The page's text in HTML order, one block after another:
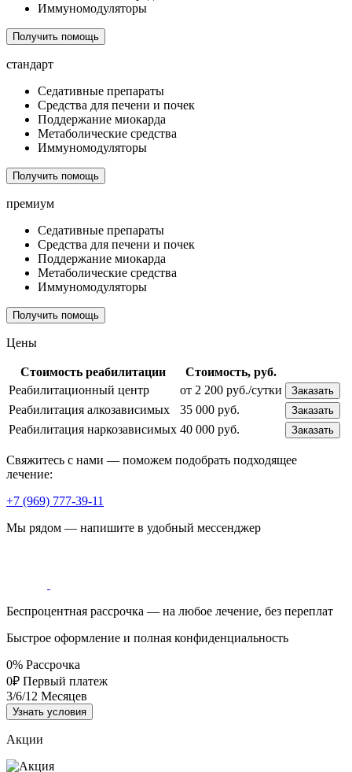
Иммуномодуляторы
Получить помощь
стандарт
Седативные препараты
Средства для печени и почек
Поддержание миокарда
Метаболические средства
Иммуномодуляторы
Получить помощь
премиум
Седативные препараты
Средства для печени и почек
Поддержание миокарда
Метаболические средства
Иммуномодуляторы
Получить помощь
Цены
Стоимость реабилитации
Стоимость, руб.
Реабилитационный центр
от 2 200 руб./сутки Заказать
Реабилитация алкозависимых 35 000 руб. Заказать
Реабилитация наркозависимых 40 000 руб. Заказать
Свяжитесь с нами — поможем подобрать подходящее
лечение:
+7 (969) 777-39-11
Мы рядом — напишите в удобный мессенджер
Беспроцентная рассрочка — на любое лечение, без переплат
Быстрое оформление и полная конфиденциальность
0% Рассрочка
0₽ Первый платеж
3/6/12 Месяцев
Узнать условия
Акции